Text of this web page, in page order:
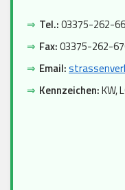
⇒ Tel.:03375-262-
⇒ Fax:03375-262-
⇒ Email:
⇒ Kennzeichen:KW,